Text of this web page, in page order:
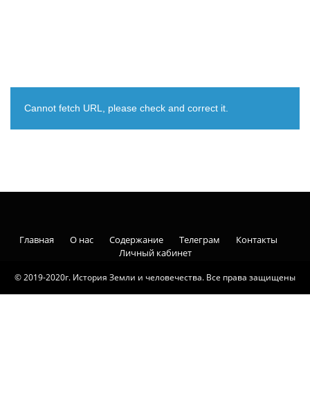
Cannot fetch URL, please check and correct it.
© 2019-2020г. История Земли и человечества. Все права защищены
Главная О нас Содержание Телеграм
Контакты
Личный кабинет